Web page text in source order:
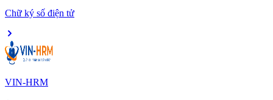
Chữ ký số điện tử
VIN-HRM